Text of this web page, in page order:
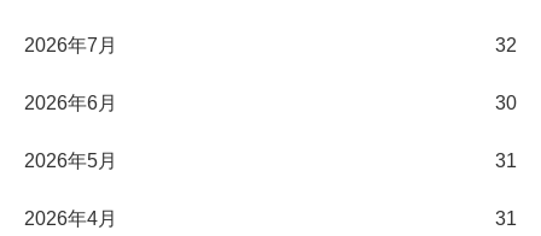
2026年7月 32
2026年6月 30
2026年5月 31
2026年4月 31